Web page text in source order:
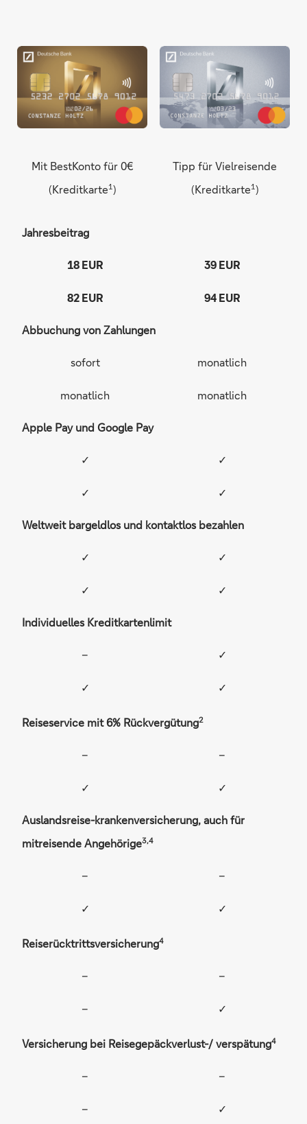
Mit BestKonto für 0€
(Kreditkarte1 )
Tipp für Vielreisende
(Kreditkarte1 )
Jahresbeitrag
18 EUR 39 EUR
82 EUR 94 EUR
Abbuchung von Zahlungen
sofort monatlich
monatlich monatlich
Apple Pay und Google Pay
✓ ✓
✓ ✓
Weltweit bargeldlos und kontaktlos bezahlen
✓ ✓
✓ ✓
Individuelles Kreditkartenlimit
– ✓
✓ ✓
Reiseservice mit 6% Rückvergütung2
– –
✓ ✓
Auslandsreise-krankenversicherung, auch für
mitreisende Angehörige3,4
– –
✓ ✓
Reiserücktrittsversicherung4
– –
– ✓
Versicherung bei Reisegepäckverlust-/ verspätung4
– –
– ✓